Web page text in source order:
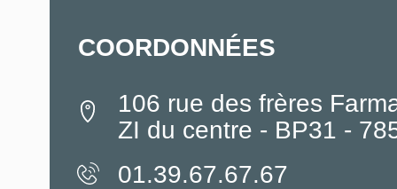
COORDONNÉES
106 rue des frères
ZI du centre - BP31 -
01.39.67.67.67